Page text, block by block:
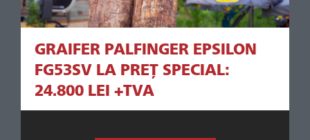
GRAIFER PALFINGER EPSILON
FG53SV LA PREȚ SPECIAL:
24.800 LEI +TVA